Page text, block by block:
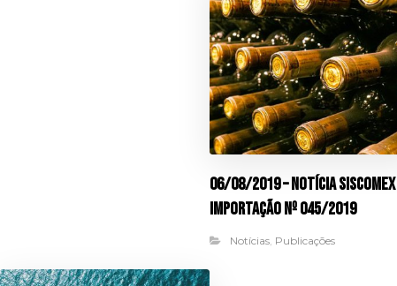
06/08/2019 – Notícia Siscomex
Importação nº 045/2019
Notícias Publicações